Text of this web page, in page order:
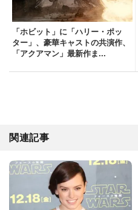
「ホビット」に「ハリー・ポッ
ター」、豪華キャストの共演作、
「アクアマン」最新作ま...
関連記事